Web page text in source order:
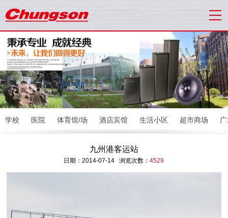
学校 医院 体育馆/场 酒店宾馆 生活小区 超市商场
九州港客运站
日期：2014-07-14 浏览次数：4529